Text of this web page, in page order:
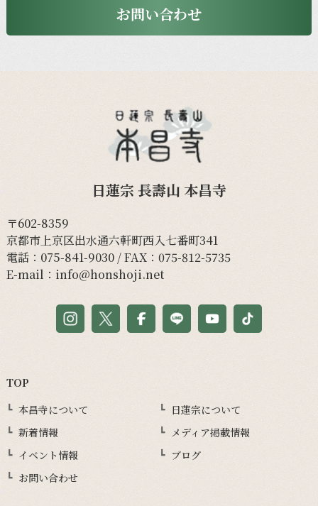
お問い合わせ
日蓮宗 長壽山 本昌寺
〒602-8359
京都市上京区出水通六軒町西入七番町341
電話： 075-841-9030/ FAX：075-812-5735
E-mail： info@honshoji.net
TOP
本昌寺について
日蓮宗について
新着情報
メディア掲載情報
イベント情報
ブログ
お問い合わせ